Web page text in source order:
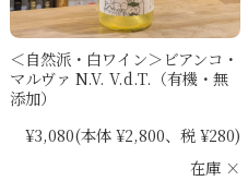
＜自然派・白ワイン＞ビアンコ・
マルヴァ N.V. V.d.T.（有機・無
添加）
¥3,080(本体 ¥2,800、税 ¥280)
在庫 ×